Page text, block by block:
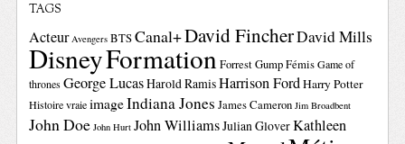
TAGS
Acteur Avengers BTSCanal+David FincherDavid Mills
DisneyFormation Forrest GumpFémis Game of
thrones George LucasHarold RamisHarrison FordHarry Potter
Histoire vraie imageIndiana Jones James Cameron Jim Broadbent
John Doe John Hurt John WilliamsJulian GloverKathleen